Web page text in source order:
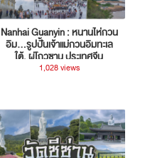
Nanhai Guanyin : หนานไห่กวน
อิม...รูปปั้นเจ้าแม่กวนอิมทะเล
ใต้, ผู่โถวซาน ประเทศจีน
1,028 views